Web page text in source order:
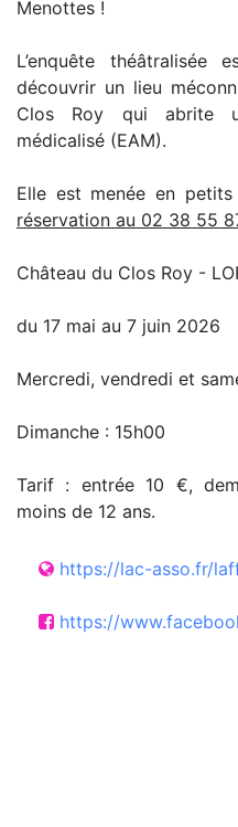
Menottes !
L’enquête
découvrir un lieu
Clos Roy qui abrite
médicalisé (EAM).
Elle est menée en
réservation au 02 38 55
Château du Clos Roy -
du 17 mai au 7 juin 2026
Mercredi, vendredi et
Dimanche : 15h00
Tarif : entrée 10 €,
moins de 12 ans.
https://lac-asso.fr/
https://www.facebook.com/